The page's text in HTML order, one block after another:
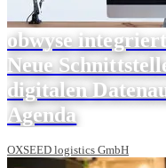
obwyse
Neue
digitalen
Agenda
OXSEED logistics GmbH